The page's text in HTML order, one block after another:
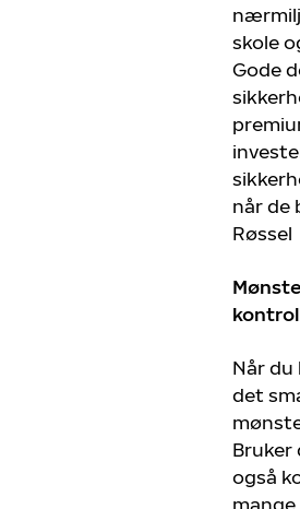
skole
Gode
når de
Røssel
Når
det
Bruker
også